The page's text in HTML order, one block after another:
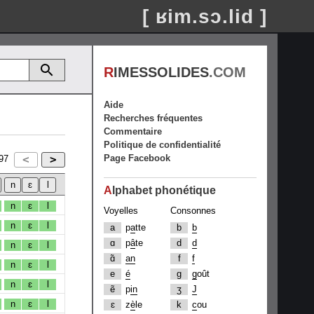
[ ʁim.sɔ.lid ]
n ɛ
l
n
ɛ
l
n
ɛ
l
n
ɛ
l
n
ɛ
l
n
ɛ l
RIMESSOLIDES.COM
Aide
Recherches fréquentes
Commentaire
Politique de confidentialité
Page Facebook
A lphabet phonétique
Voyelles
a
patte
ɑ
pâte
ɑ̃
an
e
é
ẽ
pin
ɛ
zè le
Consonnes
b
b
d
d
f
f
g
goût
ʒ
J
k
cou